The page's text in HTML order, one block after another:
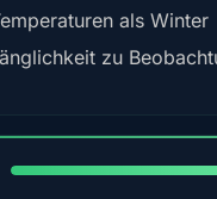
als Winter
zu